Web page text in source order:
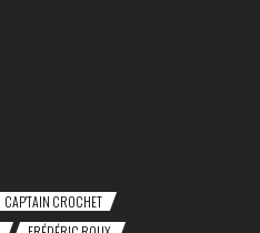
CAP'TAIN CROCHET